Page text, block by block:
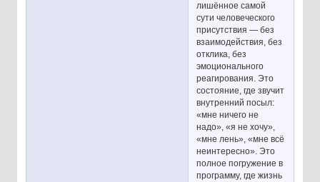
лишённое самой
сути человеческого
присутствия — без
взаимодействия, без
отклика, без
эмоционального
реагирования. Это
состояние, где звучит
внутренний посыл:
«мне ничего не
надо», «я не хочу»,
«мне лень», «мне всё
неинтересно». Это
полное погружение в
программу, где жизнь